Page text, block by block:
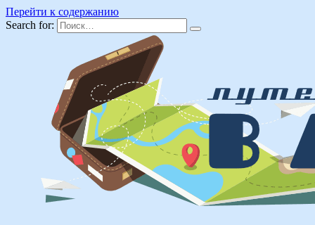
Перейти к содержанию
Search for: